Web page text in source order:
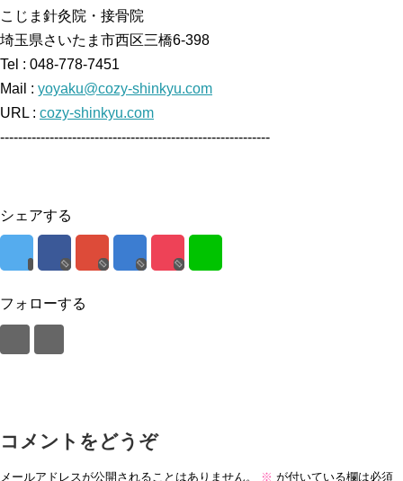
こじま針灸院・接骨院
埼玉県さいたま市西区三橋6-398
Tel : 048-778-7451
Mail : yoyaku@cozy-shinkyu.com
URL : cozy-shinkyu.com
------------------------------------------------------------
シェアする
フォローする
コメントをどうぞ
メールアドレスが公開されることはありません。 ※ が付いている欄は必須